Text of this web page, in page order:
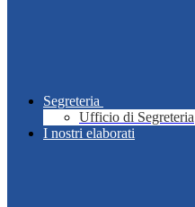
Segreteria
Ufficio di Segreteria
I nostri elaborati